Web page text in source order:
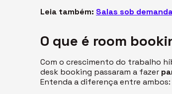
Leia também: Salas sob
O que é room
Com o crescimento do trabalho
desk booking passaram a fazer
Entenda a diferença entre ambos: